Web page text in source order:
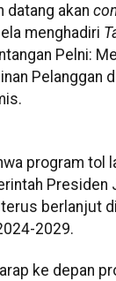
datang akan
menghadiri
Pelni:
Pelanggan
program tol
Presiden
berlanjut
2029.
ke depan